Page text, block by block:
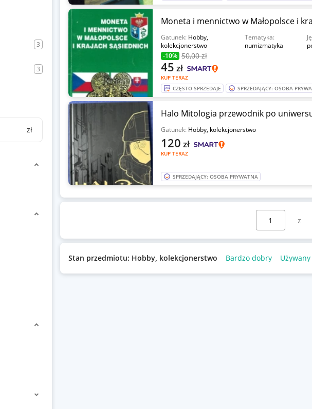
3
3
zł
Gatunek: Hobby,
kolekcjonerstwo
Tematyka:
numizmatyka
-10% 50,00 zł
KUP TERAZ
45 zł
CZĘSTO SPRZEDAJE SPRZEDAJĄCY: OSOBA
Halo Mitologia przewodnik po
Gatunek: Hobby, kolekcjonerstwo
KUP TERAZ
120 zł
SPRZEDAJĄCY: OSOBA PRYWATNA
Wybierz stronę:
z
Stan przedmiotu: Hobby, kolekcjonerstwo Bardzo dobry Używany